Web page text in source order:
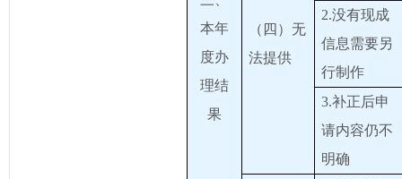
本年
度办
理结
果
（四）无
法提供
2.没有现成
信息需要另
行制作
3.补正后申
请内容仍不
明确